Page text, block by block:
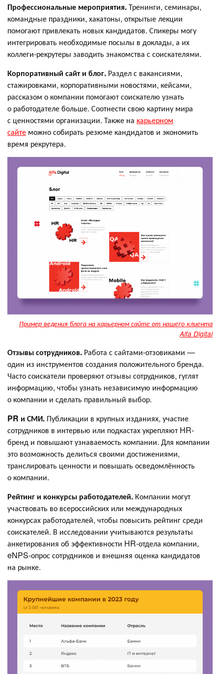
Профессиональные мероприятия.Тренинги, семинары,
командные праздники, хакатоны, открытые лекции
помогают привлекать новых кандидатов. Спикеры могу
интегрировать необходимые посылы в доклады, а их
коллеги-рекрутеры заводить знакомства с соискателями.
Корпоративный сайт и блог. Раздел с вакансиями,
стажировками, корпоративными новостями, кейсами,
рассказом о компании помогают соискателю узнать
о работодателе больше. Соотнести свою картину мира
с ценностями организации. Также на карьерном
сайте можно собирать резюме кандидатов и экономить
время рекрутера.
Пример ведения блога на карьерном сайте от нашего клиента
Alfa Digital
Отзывы сотрудников. Работа с сайтами-отзовиками —
один из инструментов создания положительного бренда.
Часто соискатели проверяют отзывы сотрудников, гуглят
информацию, чтобы узнать независимую информацию
о компании и сделать правильный выбор.
PR и СМИ. Публикации в крупных изданиях, участие
сотрудников в интервью или подкастах укрепляют HR-
бренд и повышают узнаваемость компании. Для компании
это возможность делиться своими достижениями,
транслировать ценности и повышать осведомлённость
о компании.
Рейтинг и конкурсы работодателей. Компании могут
участвовать во всероссийских или международных
конкурсах работодателей, чтобы повысить рейтинг среди
соискателей. В исследовании учитываются результаты
анкетирования об эффективности HR-отдела компании,
eNPS-опрос сотрудников и внешняя оценка кандидатов
на рынке.